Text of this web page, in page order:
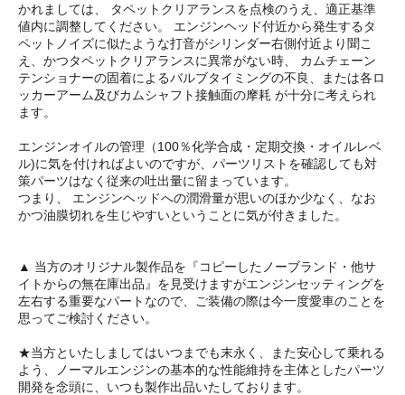
かれましては、 タペットクリアランスを点検のうえ、適正基準
値内に調整してください。 エンジンヘッド付近から発生するタ
ペットノイズに似たような打音がシリンダー右側付近より聞こ
え、かつタペットクリアランスに異常がない時、 カムチェーン
テンショナーの固着によるバルブタイミングの不良、または各ロ
ッカーアーム及びカムシャフト接触面の摩耗 が十分に考えられ
ます。
エンジンオイルの管理（100％化学合成・定期交換・オイルレベ
ル)に気を付ければよいのですが、パーツリストを確認しても対
策パーツはなく従来の吐出量に留まっています。
つまり、 エンジンヘッドへの潤滑量が思いのほか少なく、なお
かつ油膜切れを生じやすいということに気が付きました。
▲ 当方のオリジナル製作品を『コピーしたノーブランド・他サ
イトからの無在庫出品』を見受けますがエンジンセッティングを
左右する重要なパートなので、ご装備の際は今一度愛車のことを
思ってご検討ください。
★当方といたしましてはいつまでも末永く、また安心して乗れる
よう、ノーマルエンジンの基本的な性能維持を主体としたパーツ
開発を念頭に、いつも製作出品いたしております。